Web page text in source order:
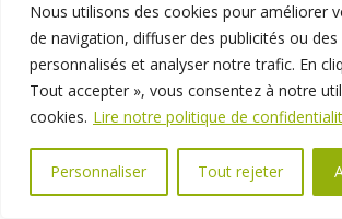
Nous utilisons des cookies pour améliorer
de navigation, diffuser des publicités ou
personnalisés et analyser notre trafic. En
Tout accepter », vous consentez à notre
cookies. Lire notre politique de
Personnaliser Tout rejeter
01 69 31 72 10 01 69 31 37 31
Espace élus
Marchés publics